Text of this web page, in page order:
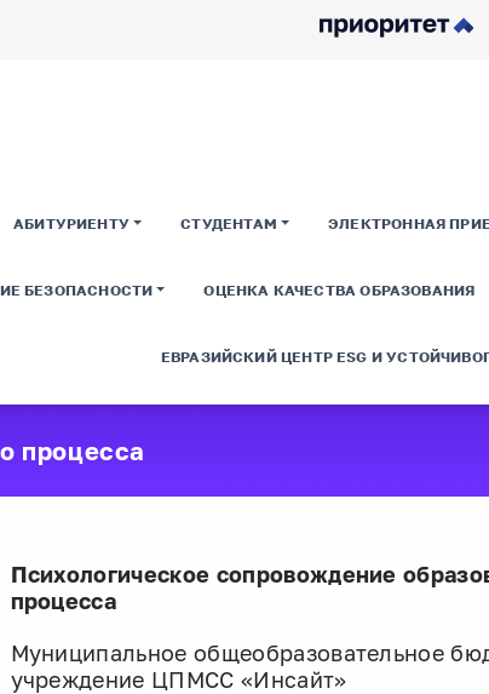
АБИТУРИЕНТУ СТУДЕНТАМ ЭЛЕКТРОННАЯ
БЕЗОПАСНОСТИ ОЦЕНКА КАЧЕСТВА ОБРАЗОВАНИЯ
ЕВРАЗИЙСКИЙ ЦЕНТР ESG И
процесса
Психологическое сопровождение
процесса
Муниципальное общеобразовательное
учреждение ЦПМСС «Инсайт»